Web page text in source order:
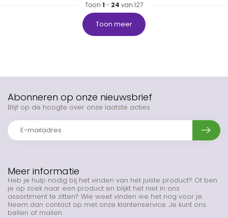
Toon 1 - 24 van 127
Toon meer
Meer informatie
Heb je hulp nodig bij het vinden van het juiste product? Of ben
je op zoek naar een product en blijkt het niet in ons
assortiment te zitten? Wie weet vinden we het nog voor je.
Neem dan contact op met onze klantenservice. Je kunt ons
bellen of mailen.
Abonneren op onze nieuwsbrief
Blijf op de hoogte over onze laatste acties